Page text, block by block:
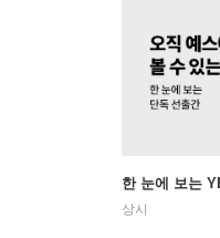
한 눈에 보는
상시